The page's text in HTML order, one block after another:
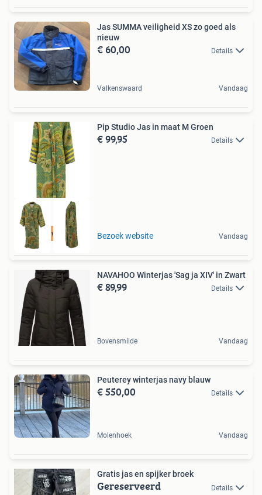
Jas SUMMA veiligheid XS zo goed als
nieuw
€ 60,00 Details
Valkenswaard Vandaag
Tot 75% voordeel
Pip Studio Jas in maat M Groen
€ 99,95 Details
Bezoek website Vandaag
NAVAHOO Winterjas 'Sag ja XIV' in Zwart
€ 89,99 Details
Bovensmilde Vandaag
Peuterey winterjas navy blauw
€ 550,00 Details
Molenhoek Vandaag
Gratis jas en spijker broek
Gereserveerd Details